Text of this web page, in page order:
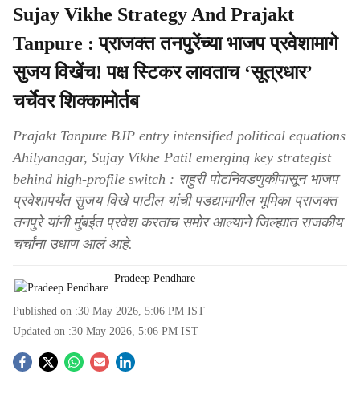
Sujay Vikhe Strategy And Prajakt
Tanpure : प्राजक्त तनपुरेंच्या भाजप प्रवेशामागे
सुजय विखेंच! पक्ष स्टिकर लावताच ‘सूत्रधार’
चर्चेवर शिक्कामोर्तब
Prajakt Tanpure BJP entry intensified political equations
Ahilyanagar, Sujay Vikhe Patil emerging key strategist
behind high-profile switch : राहुरी पोटनिवडणुकीपासून भाजप
प्रवेशापर्यंत सुजय विखे पाटील यांची पडद्यामागील भूमिका प्राजक्त
तनपुरे यांनी मुंबईत प्रवेश करताच समोर आल्याने जिल्ह्यात राजकीय
चर्चांना उधाण आलं आहे.
Pradeep Pendhare
Published on :30 May 2026, 5:06 PM IST
Updated on :30 May 2026, 5:06 PM IST
S